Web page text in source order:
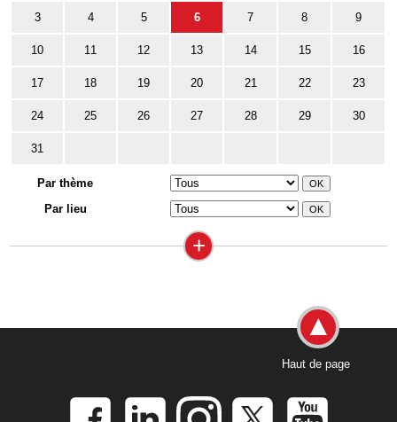
3 4 5 6 7 8 9
10 11 12 13 14 15 16
17 18 19 20 21 22 23
24 25 26 27 28 29 30
31
Par thème
Par lieu
+
Haut de page